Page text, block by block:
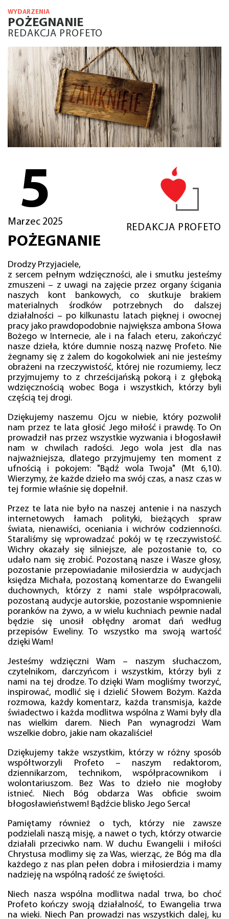
WYDARZENIA
POŻEGNANIE
REDAKCJA PROFETO
5
Marzec 2025
REDAKCJA PROFETO
POŻEGNANIE
Drodzy Przyjaciele,
z sercem pełnym wdzięczności, ale i smutku jesteśmy
zmuszeni – z uwagi na zajęcie przez organy ścigania
naszych kont bankowych, co skutkuje brakiem
materialnych środków potrzebnych do dalszej
działalności – po kilkunastu latach pięknej i owocnej
pracy jako prawdopodobnie największa ambona Słowa
Bożego w Internecie, ale i na falach eteru, zakończyć
nasze dzieła, które dumnie noszą nazwę Profeto. Nie
żegnamy się z żalem do kogokolwiek ani nie jesteśmy
obrażeni na rzeczywistość, której nie rozumiemy, lecz
przyjmujemy to z chrześcijańską pokorą i z głęboką
wdzięcznością wobec Boga i wszystkich, którzy byli
częścią tej drogi.
Dziękujemy naszemu Ojcu w niebie, który pozwolił
nam przez te lata głosić Jego miłość i prawdę. To On
prowadził nas przez wszystkie wyzwania i błogosławił
nam w chwilach radości. Jego wola jest dla nas
najważniejsza, dlatego przyjmujemy ten moment z
ufnością i pokojem: "Bądź wola Twoja" (Mt 6,10).
Wierzymy, że każde dzieło ma swój czas, a nasz czas w
tej formie właśnie się dopełnił.
Przez te lata nie było na naszej antenie i na naszych
internetowych łamach polityki, bieżących spraw
świata, nienawiści, oceniania i wichrów codzienności.
Staraliśmy się wprowadzać pokój w tę rzeczywistość.
Wichry okazały się silniejsze, ale pozostanie to, co
udało nam się zrobić. Pozostaną nasze i Wasze głosy,
pozostanie przepowiadanie miłosierdzia w audycjach
księdza Michała, pozostaną komentarze do Ewangelii
duchownych, którzy z nami stale współpracowali,
pozostaną audycje autorskie, pozostanie wspomnienie
poranków na żywo, a w wielu kuchniach pewnie nadal
będzie się unosił obłędny aromat dań według
przepisów Eweliny. To wszystko ma swoją wartość
dzięki Wam!
Jesteśmy wdzięczni Wam – naszym słuchaczom,
czytelnikom, darczyńcom i wszystkim, którzy byli z
nami na tej drodze. To dzięki Wam mogliśmy tworzyć,
inspirować, modlić się i dzielić Słowem Bożym. Każda
rozmowa, każdy komentarz, każda transmisja, każde
świadectwo i każda modlitwa wspólna z Wami były dla
nas wielkim darem. Niech Pan wynagrodzi Wam
wszelkie dobro, jakie nam okazaliście!
Dziękujemy także wszystkim, którzy w różny sposób
współtworzyli Profeto – naszym redaktorom,
dziennikarzom, technikom, współpracownikom i
wolontariuszom. Bez Was to dzieło nie mogłoby
istnieć. Niech Bóg obdarza Was obficie swoim
błogosławieństwem! Bądźcie blisko Jego Serca!
Pamiętamy również o tych, którzy nie zawsze
podzielali naszą misję, a nawet o tych, którzy otwarcie
działali przeciwko nam. W duchu Ewangelii i miłości
Chrystusa modlimy się za Was, wierząc, że Bóg ma dla
każdego z nas plan pełen dobra i miłosierdzia i mamy
nadzieję na wspólną radość ze świętości.
Niech nasza wspólna modlitwa nadal trwa, bo choć
Profeto kończy swoją działalność, to Ewangelia trwa
na wieki. Niech Pan prowadzi nas wszystkich dalej, ku